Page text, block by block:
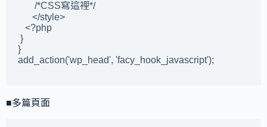
       /*CSS寫這裡*/
      </style>
   <?php
}
}
add_action('wp_head', 'facy_hook_javascript');
■多篇頁面